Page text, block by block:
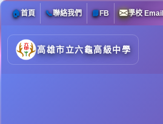
🏠首頁 📞聯絡我們 📘FB 學校 Email
高雄市立六龜高級中學